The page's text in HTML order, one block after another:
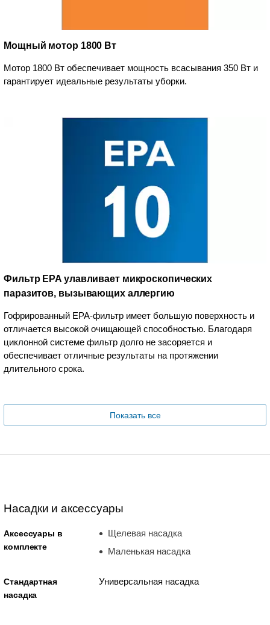
Мощный мотор 1800 Вт
Мотор 1800 Вт обеспечивает мощность всасывания 350 Вт и
гарантирует идеальные результаты уборки.
Фильтр EPA улавливает микроскопических
паразитов, вызывающих аллергию
Гофрированный EPA-фильтр имеет большую поверхность и
отличается высокой очищающей способностью. Благодаря
циклонной системе фильтр долго не засоряется и
обеспечивает отличные результаты на протяжении
длительного срока.
Показать все
Насадки и аксессуары
Аксессуары в
комплекте
Щелевая насадка
Маленькая насадка
Стандартная
насадка
Универсальная насадка